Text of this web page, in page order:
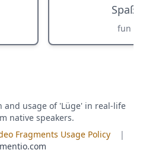
Spaß
fun
and usage of 'Lüge' in real-life
native speakers.
Fragments Usage Policy
|